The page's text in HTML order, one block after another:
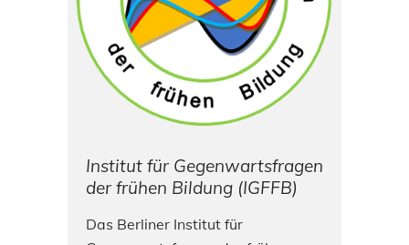
Institut für Gegenwartsfragen
der frühen Bildung (IGFFB)
Das Berliner Institut für